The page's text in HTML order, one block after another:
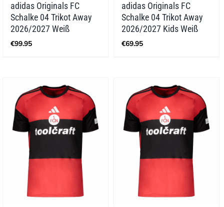
adidas Originals FC
Schalke 04 Trikot Away
2026/2027 Weiß
€99.95
adidas Originals FC
Schalke 04 Trikot Away
2026/2027 Kids Weiß
€69.95